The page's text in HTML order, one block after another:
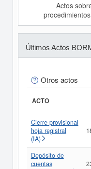
Actos
Últimos Actos
Otros actos
ACTO
Cierre provisional
hoja registral
(IA)
Depósito de
cuentas